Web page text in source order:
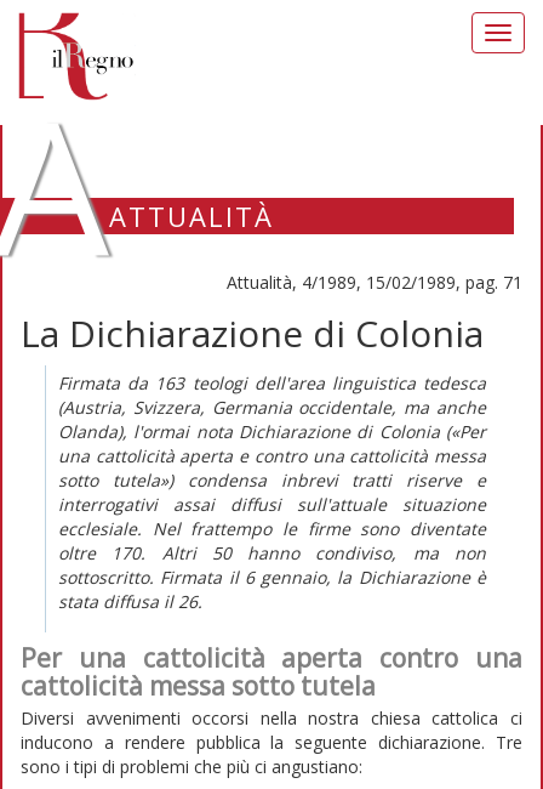
ATTUALITÀ
Attualità, 4/1989, 15/02/1989, pag. 71
La Dichiarazione di Colonia
Firmata da 163 teologi dell'area linguistica tedesca
(Austria, Svizzera, Germania occidentale, ma anche
Olanda), l'ormai nota Dichiarazione di Colonia («Per
una cattolicità aperta e contro una cattolicità messa
sotto tutela») condensa inbrevi tratti riserve e
interrogativi assai diffusi sull'attuale situazione
ecclesiale. Nel frattempo le firme sono diventate
oltre 170. Altri 50 hanno condiviso, ma non
sottoscritto. Firmata il 6 gennaio, la Dichiarazione è
stata diffusa il 26.
Per una cattolicità aperta contro una
cattolicità messa sotto tutela
Diversi avvenimenti occorsi nella nostra chiesa cattolica ci
inducono a rendere pubblica la seguente dichiarazione. Tre
sono i tipi di problemi che più ci angustiano: